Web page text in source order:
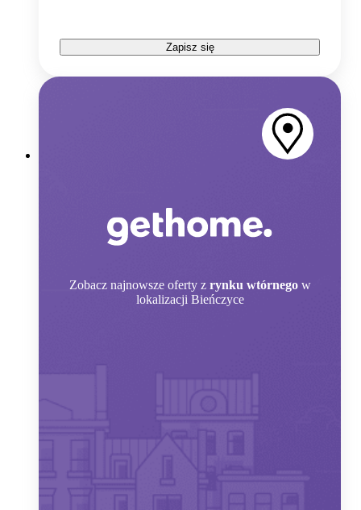
Zapisz się
Zobacz najnowsze oferty z rynku wtórnego w
lokalizacji Bieńczyce